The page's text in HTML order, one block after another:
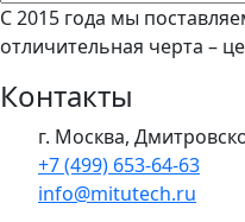
С 2015 года мы
отличительная черта –
Контакты
г. Москва,
+7 (499) 653-64-63
info@mitutech.ru